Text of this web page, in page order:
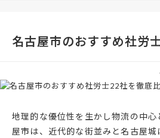
名古屋市のおすすめ社労
地理的な優位性を生かし物流の中
屋市は、近代的な街並みと名古屋